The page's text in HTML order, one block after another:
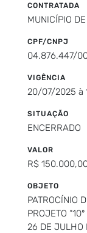
CONTRATADA
MUNICÍPIO
CPF/CNPJ
04.876.447/
VIGÊNCIA
20/07/2025 à
SITUAÇÃO
ENCERRADO
VALOR
R$
OBJETO
PATROCÍNIO
PROJETO
26 DE JULHO